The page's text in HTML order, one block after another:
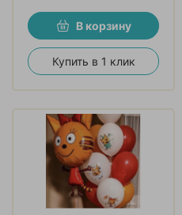
В корзину
Купить в 1 клик